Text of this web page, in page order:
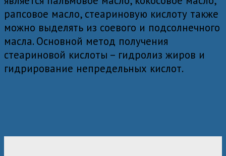
рапсовое масло, стеариновую кислоту также
можно выделять из соевого и подсолнечного
масла. Основной метод получения
стеариновой кислоты – гидролиз жиров и
гидрирование непредельных кислот.